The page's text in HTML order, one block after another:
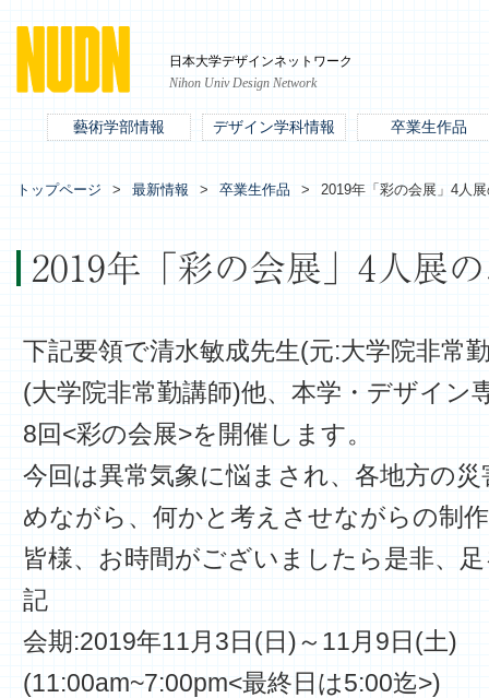
日本大学デザインネットワーク
Nihon Univ Design Network
藝術学部情報 デザイン学科情報 卒業生作品
トップページ 最新情報 卒業生作品 2019年「彩の会展」4人
2019年「彩の会展」4人展
下記要領で清水敏成先生(元:大学院非常
(大学院非常勤講師)他、本学・デザイン
8回<彩の会展>を開催します。
今回は異常気象に悩まされ、各地方の
めながら、何かと考えさせながらの制
皆様、お時間がございましたら是非、
記
会期:2019年11月3日(日)～11月9日(土)
(11:00am~7:00pm<最終日は5:00迄>)